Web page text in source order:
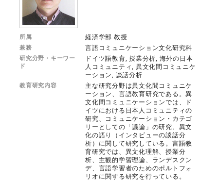
所属 経済学部 教授
兼務 言語コミュニケーション文化研究科
研究分野・キーワー
ド
ドイツ語教育, 授業分析, 海外の日本
人コミュニティ, 異文化間コミュニケ
ーション, 談話分析
教育研究内容
主な研究分野は異文化間コミュニケ
ーション、言語教育研究である。異
文化間コミュニケーションでは、ド
イツにおける日本人コミュニティの
研究、コミュニケーション・カテゴ
リーとしての「議論」の研究、異文
化の語り（インタビューの談話分
析）に関して研究している。言語教
育研究では、異文化理解、授業分
析、主観的学習理論、ランデスクン
デ、言語学習者のためのポルトフォ
リオに関する研究を行っている。